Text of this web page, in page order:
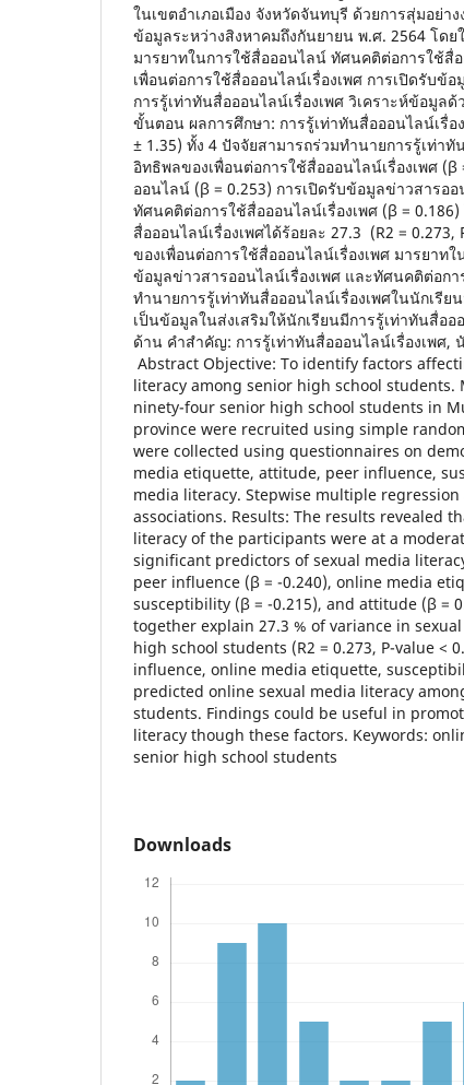
ในเขตอำเภอเมือง จังหวัดจันทบุรี ด้วยการสุ่มอย่า
ข้อมูลระหว่างสิงหาคมถึงกันยายน พ.ศ. 2564 โด
มารยาทในการใช้สื่อออนไลน์ ทัศนคติต่อการใช้สื่
เพื่อนต่อการใช้สื่อออนไลน์เรื่องเพศ การเปิดรับข้
การรู้เท่าทันสื่อออนไลน์เรื่องเพศ วิเคราะห์ข้อมู
ขั้นตอน ผลการศึกษา: การรู้เท่าทันสื่อออนไลน์เรื่อ
± 1.35) ทั้ง 4 ปัจจัยสามารถร่วมทำนายการรู้เท่าทั
อิทธิพลของเพื่อนต่อการใช้สื่อออนไลน์เรื่องเพศ
ออนไลน์ (β = 0.253) การเปิดรับข้อมูลข่าวสารออ
ทัศนคติต่อการใช้สื่อออนไลน์เรื่องเพศ (β =
สื่อออนไลน์เรื่องเพศได้ร้อยละ 27.3 (R2 =
ของเพื่อนต่อการใช้สื่อออนไลน์เรื่องเพศ มารยาท
ข้อมูลข่าวสารออนไลน์เรื่องเพศ และทัศนคติต่อกา
ทำนายการรู้เท่าทันสื่อออนไลน์เรื่องเพศในนักเรี
เป็นข้อมูลในส่งเสริมให้นักเรียนมีการรู้เท่าทันสื่ออ
ด้าน คำสำคัญ: การรู้เท่าทันสื่อออนไลน์เรื่องเพศ
Abstract Objective: To identify factors
literacy among senior high school students.
ninety-four senior high school students in
province were recruited using simple
were collected using questionnaires on
media etiquette, attitude, peer influence,
media literacy. Stepwise multiple
associations. Results: The results revealed
literacy of the participants were at a
significant predictors of sexual media
peer influence (β = -0.240), online media
susceptibility (β = -0.215), and attitude (β =
together explain 27.3 % of variance in
high school students (R2 = 0.273, P-value <
influence, online media etiquette,
predicted online sexual media literacy
students. Findings could be useful in
literacy though these factors. Keywords:
senior high school students
Downloads